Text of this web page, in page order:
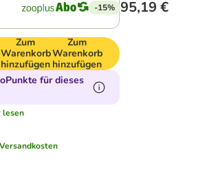
-15% 95,19 €
Zum
Warenkorb
hinzufügen
Zum
Warenkorb
hinzufügen
für dieses
lesen
Versandkosten